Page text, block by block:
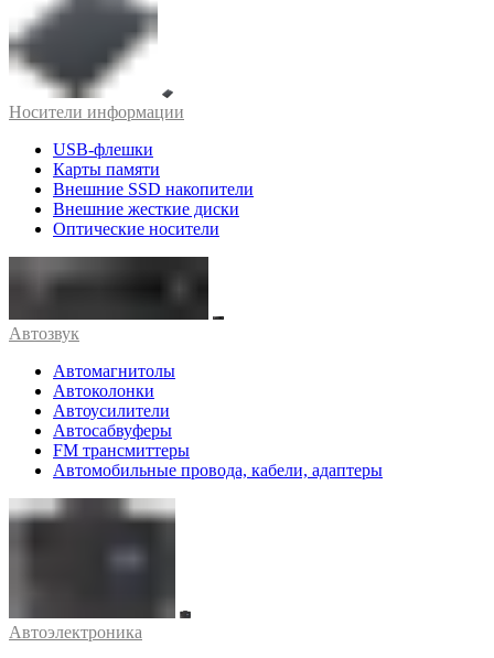
Носители информации
USB-флешки
Карты памяти
Внешние SSD накопители
Внешние жесткие диски
Оптические носители
Автозвук
Автомагнитолы
Автоколонки
Автоусилители
Автосабвуферы
FM трансмиттеры
Автомобильные провода, кабели, адаптеры
Автоэлектроника